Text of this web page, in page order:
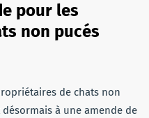
pour les
non pucés
de chats non
à une amende de